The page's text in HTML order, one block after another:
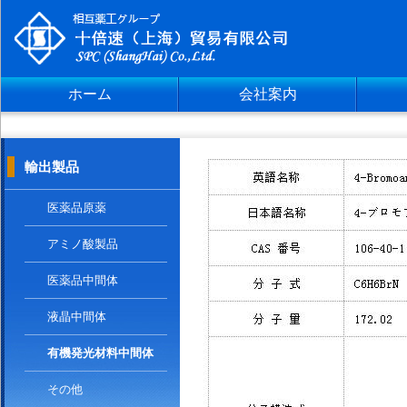
ホーム 会社案内
輸出製品
医薬品原薬
アミノ酸製品
医薬品中間体
液晶中間体
有機発光材料中間体
その他